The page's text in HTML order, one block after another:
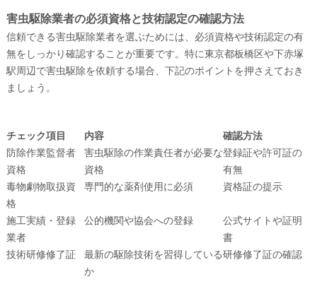
害虫駆除業者の必須資格と技術認定の確認方法
信頼できる害虫駆除業者を選ぶためには、必須資格や技術認定の有
無をしっかり確認することが重要です。特に東京都板橋区や下赤塚
駅周辺で害虫駆除を依頼する場合、下記のポイントを押さえておき
ましょう。
チェック項目 内容
確認方法
防除作業監督者
資格
害虫駆除の作業責任者が必要な
資格
登録証や許可証の
有無
毒物劇物取扱資
格
専門的な薬剤使用に必須 資格証の提示
施工実績・登録
業者
公的機関や協会への登録
公式サイトや証明
書
技術研修修了証
最新の駆除技術を習得している
か
研修修了証の確認